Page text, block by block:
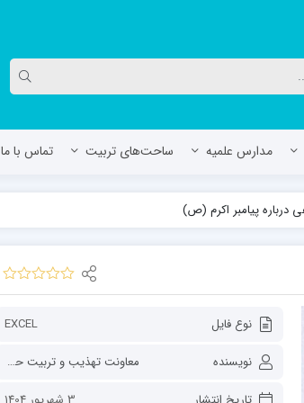
مدارس علمیه
مدرسه علمیه المهدی (عج)/ آران و بیدگل
حوزه علمیه سفیران هدایت رهنان
مدرسه آیت الله العظمی گلپایگانی ره
ساحت‌های تربیت تماس با ما
نوع فایل
EXCEL
نویسنده
معاونت تهذیب و تربیت حوزه‌های علمیه